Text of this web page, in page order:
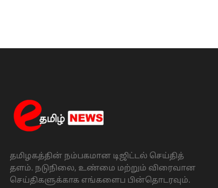
தமிழகத்தின் நம்பகமான டிஜிட்டல் செய்தித்
தளம். நடுநிலை, உண்மை மற்றும் விரைவான
செய்திகளுக்காக எங்களைப பின்தொடரவும்.